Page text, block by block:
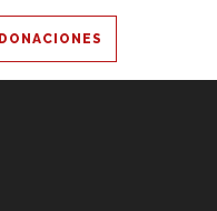
DONACIONES